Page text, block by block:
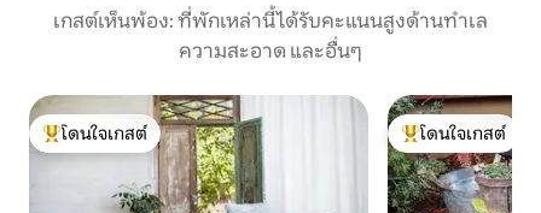
เกสต์เห็นพ้อง: ที่พักเหล่านี้ได้รับคะแนนสูงด้านทำเล
ความสะอาด และอื่นๆ
โดนใจเกสต์ที่สุด
โดนใจเกสต์
โดนใจเกสต์ที่สุด
โดนใจเกสต์